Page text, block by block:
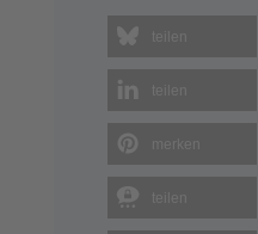
teilen
teilen
teilen